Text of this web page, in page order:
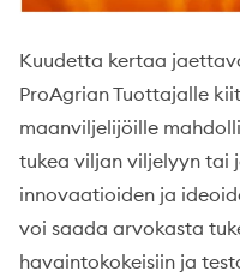
Kuudetta kertaa
ProAgrian Tuottajalle
maanviljelijöille
tukea viljan viljelyyn tai
innovaatioiden ja
voi saada arvokasta
havaintokokeisiin ja